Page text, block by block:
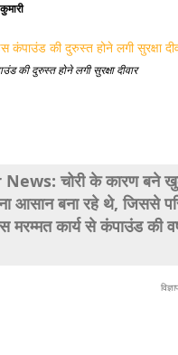
की दुरुस्त होने लगी सुरक्षा दीवार
चोरी के कारण बने
आसान बना रहे थे, जिससे
मरम्मत कार्य से कंपाउंड की